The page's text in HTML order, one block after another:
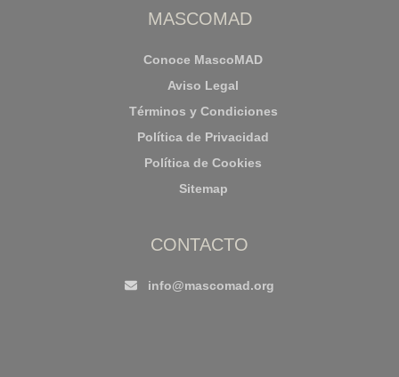
MASCOMAD
Conoce MascoMAD
Aviso Legal
Términos y Condiciones
Política de Privacidad
Política de Cookies
Sitemap
CONTACTO
info@mascomad.org